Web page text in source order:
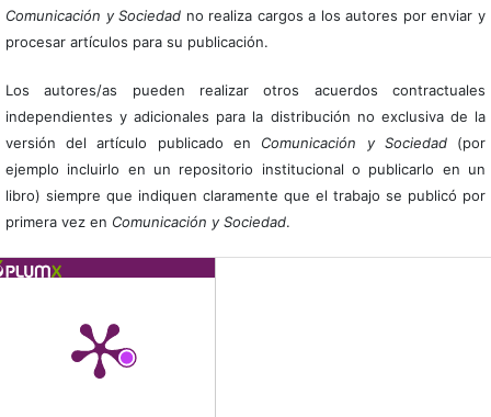
Comunicación y Sociedad no realiza cargos a los autores por enviar y
procesar artículos para su publicación.
Los autores/as pueden realizar otros acuerdos contractuales
independientes y adicionales para la distribución no exclusiva de la
versión del artículo publicado en Comunicación y Sociedad(por
ejemplo incluirlo en un repositorio institucional o publicarlo en un
libro) siempre que indiquen claramente que el trabajo se publicó por
primera vez en Comunicación y Sociedad.